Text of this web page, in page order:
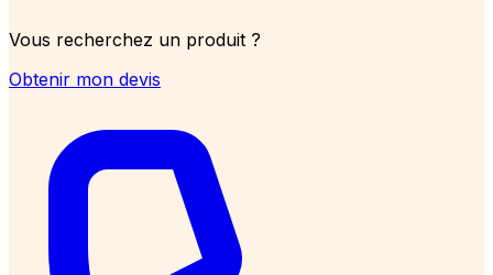
Vous recherchez un produit ?
Obtenir mon devis